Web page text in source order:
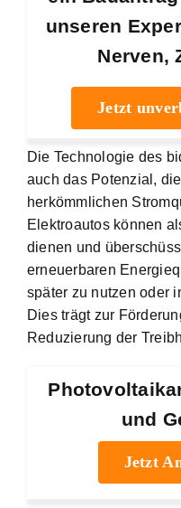
unseren
Nerven,
Jetzt
Die Technologie des
auch das Potenzial,
herkömmlichen
Elektroautos können
dienen und
erneuerbaren
später zu nutzen oder
Dies trägt zur
Reduzierung der
und
Jetzt